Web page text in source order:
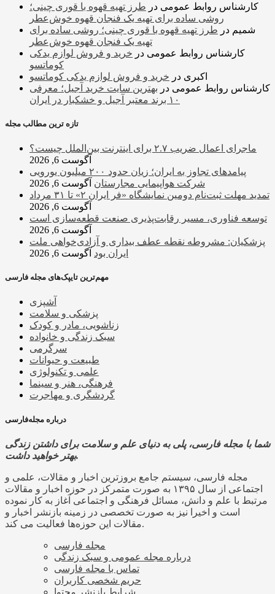
کارشناس روابط عمومی در طرز تهیه قهوه با قوری چینی؛
روشی ساده برای تهیه یک فنجان قهوه خوش‌عطر
شمیم در طرز تهیه قهوه با قوری چینی؛ روشی ساده برای
تهیه یک فنجان قهوه خوش‌عطر
کارشناس روابط عمومی در خرید و فروش لوازم یدکی
کوماتسو
اکبری در خرید و فروش لوازم یدکی کوماتسو
کارشناس روابط عمومی در بهترین سایت خرید آجیل؛ معرفی
۱۰ برند معتبر آجیل و خشکبار در ایران
تازه ترین مطالب مجله
ماجرای اعمال ضریب ۲.۷ برای اینترنت بین‌الملل چیست؟
آگوست 6, 2026
پیامدهای تجاوز به ایران؛ زیان حدود ۲۰۰ میلیون یورویی
شرکت هواپیمایی مجارستان آگوست 6, 2026
تمدید مهلت ثبت‌نام دومین نمایشگاه «فر ایران ۲» تا ۳۱ مرداد
آگوست 6, 2026
توسعه فناوری، مسیر رقابت‌پذیری صنعت قطعه‌سازی است
آگوست 6, 2026
پزشکیان: مشروطه نقطه عطف بیداری و آزادی‌خواهی ملت
ایران بود آگوست 6, 2026
مهم‌ترین تایپک‌های مجله فارسی
آشپزی
پزشکی و سلامت
زناشویی، مادر و کودک
سبک زندگی و خانواده
سرگرمی
طبیعت و حیوانات
علمی و تکنولوژی
فرهنگی، هنر و سینما
گردشگری و مهاجرت
درباره مجله‌فارسی
شما با مجله فارسی، پلی به دنیای علم و سلامت برای داشتن زندگی
بهتر خواهید داشت.
مجله فارسی، سیستم جامع بروزترین اخبار و مقالات، علمی و
اجتماعی از سال ۱۳۹۵ به صورت متمرکز در حوزه اخبار و مقالات
مرتبط با علم و دانش، مسائل فرهنگی و اجتماعی آغاز به کار نموده
است و اخیرا نیز به صورت تخصصی در زمینه بازنشر اخبار و
مقالات این حوزه‌ها فعالیت می کند.
مجله فارسی
درباره مجله عمومی و سبک زندگی
تماس با مجله فارسی
حریم شخصی کاربران
شرایط بازنشر محتوا